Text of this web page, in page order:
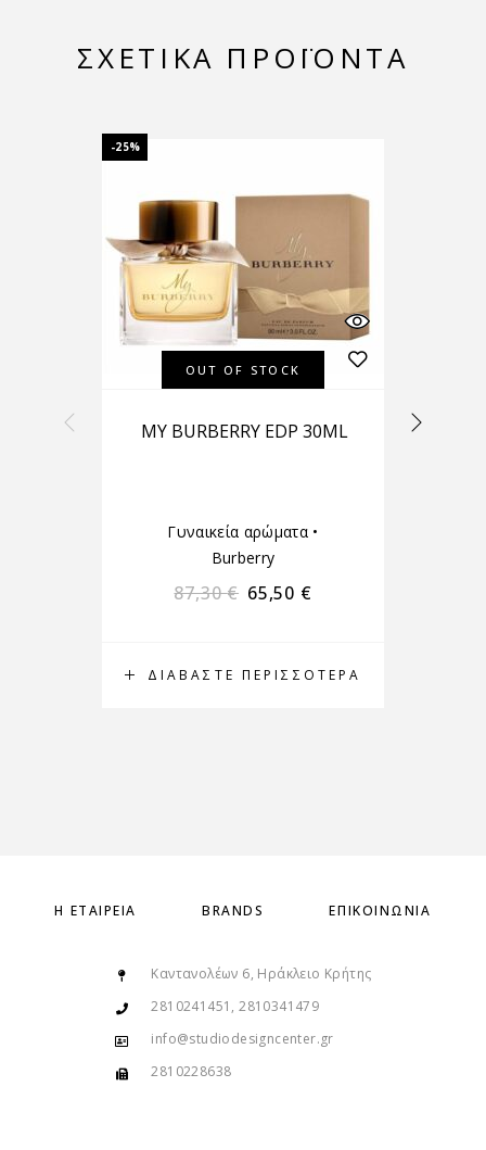
ΣΧΕΤΙΚΆ ΠΡΟΪΌΝΤΑ
-25%
OUT OF STOCK
ΔΙΑΒΆΣΤΕ ΠΕΡΙΣΣΌΤΕΡΑ
MY BURBERRY EDP 30ML
Γυναικεία αρώματα •
Burberry
87,30€ 65,50 €
Η ΕΤΑΙΡΕΊΑ BRANDS ΕΠΙΚΟΙΝΩΝΊΑ
Καντανολέων 6, Ηράκλειο Κρήτης
2810241451, 2810341479
info@studiodesigncenter.gr
2810228638